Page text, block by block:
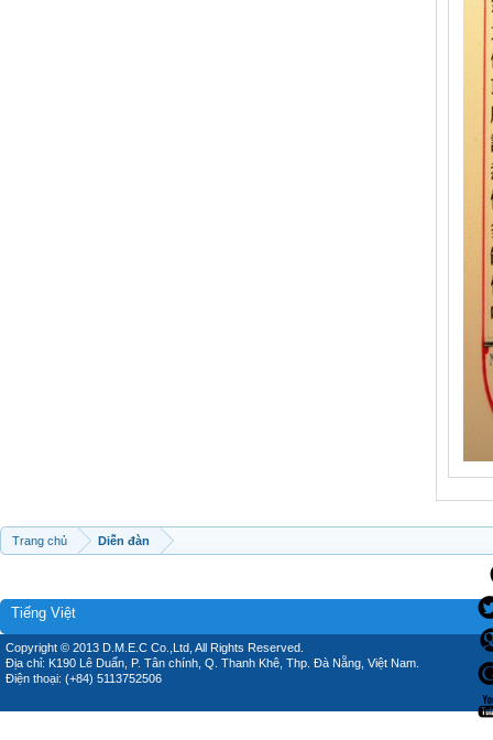
Trang chủ Diễn đàn
Tiếng Việt
Copyright © 2013 D.M.E.C Co.,Ltd, All Rights Reserved.
Địa chỉ: K190 Lê Duẩn, P. Tân chính, Q. Thanh Khê, Thp. Đà Nẵng, Việt Nam.
Điện thoại: (+84) 5113752506